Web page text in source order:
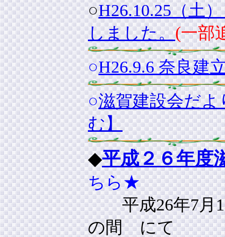
○H26.10.25（土
しました。(一部
○H26.9.6 奈良建
○滋賀建設会だ
む】
◆平成２６年度
ちら★
平成26年7
の間 にて